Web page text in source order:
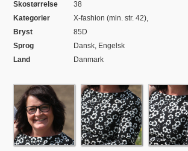
Skostørrelse
38
Kategorier
X-fashion (min. str. 42),
Bryst
85D
Sprog
Dansk, Engelsk
Land
Danmark